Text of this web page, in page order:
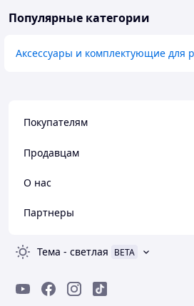
Популярные категории
Аксессуары и комплектующие для
Покупателям
Продавцам
О нас
Партнеры
Тема - светлая BETA